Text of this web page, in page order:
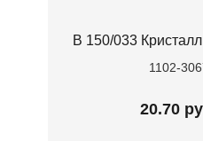
В 150/033
1102-
20.70